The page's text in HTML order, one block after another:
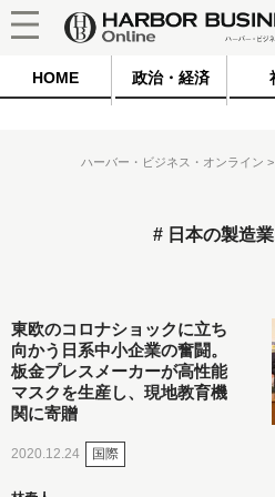
HOME 政治・経済
ハーバー・ビジネス・オンライン
日本の製造業
東欧のコロナショックに立ち
向かう日系中小企業の奮闘。
板金プレスメーカーが高性能
マスクを生産し、現地教育機
関に寄贈
2020.12.24 国際